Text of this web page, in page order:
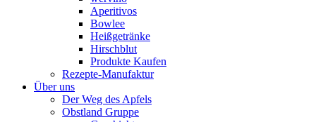
Aperitivos
Bowlee
Heißgetränke
Hirschblut
Produkte Kaufen
Rezepte-Manufaktur
Über uns
Der Weg des Apfels
Obstland Gruppe